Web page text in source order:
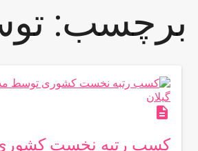
برچسب:
description
کسب رتبه نخست